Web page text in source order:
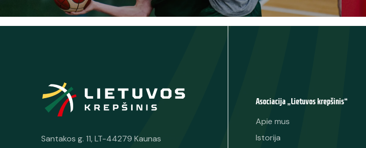
Santakos g. 11, LT-44279 Kaunas
Asociacija „Lietuvos krepšinis“
Apie mus
Istorija